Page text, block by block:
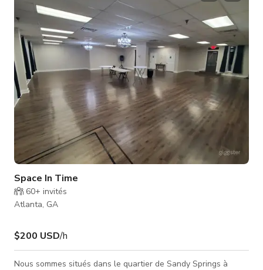
le tarif : 25 tables rondes (diamètre 60”, 8 places) 200 chaises
Fruitwood Chivari (bois teinté brun foncé avec coussins
blancs) 3 ta
Space In Time
60+ invités
Atlanta, GA
$200 USD/h
Nous sommes situés dans le quartier de Sandy Springs à